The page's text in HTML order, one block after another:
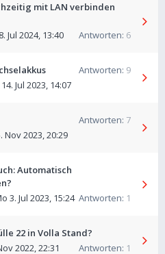
mit LAN verbinden
Antworten: 6
Jul 2024, 13:40
Antworten: 9
Jul 2023, 14:07
Antworten: 7
Nov 2023, 20:29
Automatisch
Antworten: 1
3. Jul 2023, 15:24
22 in Volla Stand?
Antworten: 1
2022, 22:31